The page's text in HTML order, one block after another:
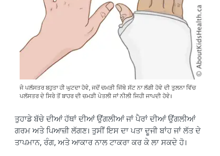
ਜੇ ਪਲੱਸਤਰ ਬਹੁਤਾ ਹੀ ਘੁਟਦਾ ਹੋਵੇ, ਜਦੋਂ ਚਮੜੀ ਜਿੱਥੇ ਸੱਟ ਨਾ ਲੱਗੀ ਹੋਵੇ ਦੀ ਤੁਲਨਾ ਵਿੱਚ
ਪਲੱਸਤਰ ਦੇ ਸਿਰੇ ਤੋਂ ਬਾਹਰ ਦੀ ਚਮੜੀ ਪੇਤਲੀ ਜਾਂ ਨੀਲੀ ਜਿਹੀ ਜਾਪਦੀ ਹੋਵੇ।
ਤੁਹਾਡੇ ਬੱਚੇ ਦੀਆਂ ਹੱਥਾਂ ਦੀਆਂ ਉਂਗਲੀਆਂ ਜਾਂ ਪੈਰਾਂ ਦੀਆਂ ਉਂਗਲੀਆਂ
ਗਰਮ ਅਤੇ ਪਿਆਜ਼ੀ ਲੱਗਣ। ਤੁਸੀਂ ਇਸ ਦਾ ਪਤਾ ਦੂਜੀ ਬਾਂਹ ਜਾਂ ਲੱਤ ਦੇ
ਤਾਪਮਾਨ, ਰੰਗ, ਅਤੇ ਆਕਾਰ ਨਾਲ ਟਾਕਰਾ ਕਰ ਕੇ ਲਾ ਸਕਦੇ ਹੋ।